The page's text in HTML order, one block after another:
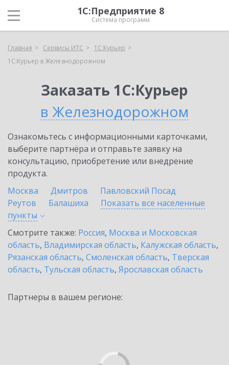
1С:Предприятие 8
Система программ
Главная Сервисы ИТС
1С:Курьер
1С:Курьер в Железнодорожном
Заказать 1С:Курьер
в Железнодорожном
Ознакомьтесь с информационными карточками,
выберите партнёра и отправьте заявку на
консультацию, приобретение или внедрение
продукта.
Москва
Дмитров
Павловский Посад
Реутов
Балашиха
Показать все населенные
пункты
Смотрите также: Россия, Москва и Московская
область, Владимирская область, Калужская область,
Рязанская область, Смоленская область, Тверская
область, Тульская область, Ярославская область
Партнеры в вашем регионе: